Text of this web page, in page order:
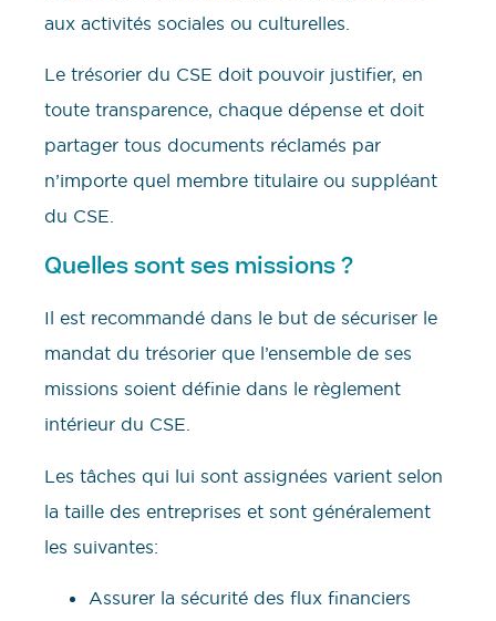
aux activités sociales ou culturelles.
Le trésorier du CSE doit pouvoir justifier, en
toute transparence, chaque dépense et doit
partager tous documents réclamés par
n’importe quel membre titulaire ou suppléant
du CSE.
Quelles sont ses missions ?
Il est recommandé dans le but de sécuriser le
mandat du trésorier que l’ensemble de ses
missions soient définie dans le règlement
intérieur du CSE.
Les tâches qui lui sont assignées varient selon
la taille des entreprises et sont généralement
les suivantes:
Assurer la sécurité des flux financiers